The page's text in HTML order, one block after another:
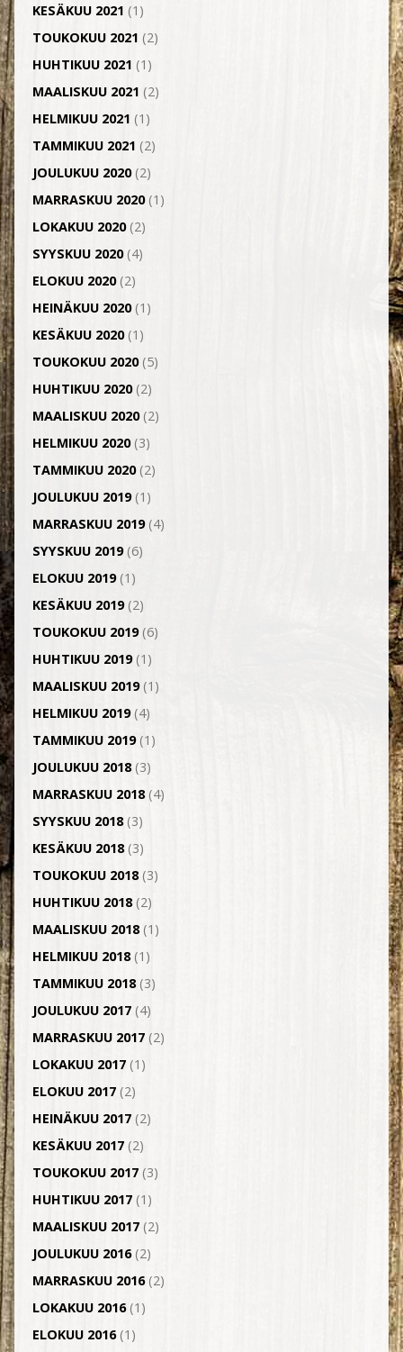
KESÄKUU 2021 (1)
TOUKOKUU 2021 (2)
HUHTIKUU 2021 (1)
MAALISKUU 2021 (2)
HELMIKUU 2021 (1)
TAMMIKUU 2021 (2)
JOULUKUU 2020(2)
MARRASKUU 2020(1)
LOKAKUU 2020(2)
SYYSKUU 2020(4)
ELOKUU 2020(2)
HEINÄKUU 2020(1)
KESÄKUU 2020(1)
TOUKOKUU 2020(5)
HUHTIKUU 2020(2)
MAALISKUU 2020(2)
HELMIKUU 2020(3)
TAMMIKUU 2020(2)
JOULUKUU 2019(1)
MARRASKUU 2019(4)
SYYSKUU 2019(6)
ELOKUU 2019(1)
KESÄKUU 2019(2)
TOUKOKUU 2019(6)
HUHTIKUU 2019(1)
MAALISKUU 2019(1)
HELMIKUU 2019(4)
TAMMIKUU 2019(1)
JOULUKUU 2018(3)
MARRASKUU 2018(4)
SYYSKUU 2018(3)
KESÄKUU 2018(3)
TOUKOKUU 2018(3)
HUHTIKUU 2018(2)
MAALISKUU 2018(1)
HELMIKUU 2018(1)
TAMMIKUU 2018(3)
JOULUKUU 2017(4)
MARRASKUU 2017(2)
LOKAKUU 2017(1)
ELOKUU 2017(2)
HEINÄKUU 2017(2)
KESÄKUU 2017(2)
TOUKOKUU 2017(3)
HUHTIKUU 2017(1)
MAALISKUU 2017(2)
JOULUKUU 2016(2)
MARRASKUU 2016(2)
LOKAKUU 2016(1)
ELOKUU 2016(1)